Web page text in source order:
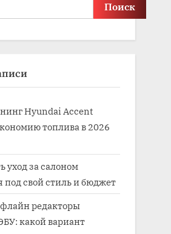
Поиск
Hyundai Accent
топлива в 2026
уход за салоном
под свой стиль и бюджет
редакторы
какой вариант